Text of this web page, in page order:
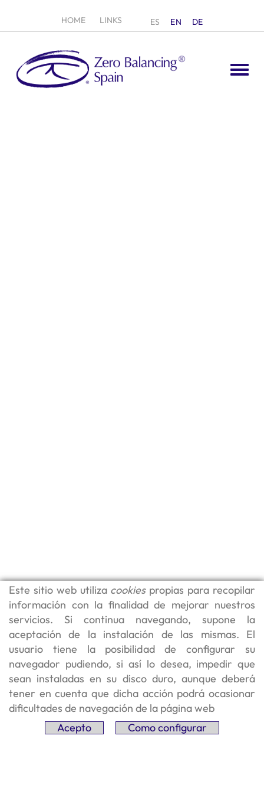
HOME LINKS ES EN DE
SÍGUENOS
Este sitio web utiliza cookiespropias para recopilar
información con la finalidad de mejorar nuestros
servicios. Si continua navegando, supone la
aceptación de la instalación de las mismas. El
usuario tiene la posibilidad de configurar su
navegador pudiendo, si así lo desea, impedir que
sean instaladas en su disco duro, aunque deberá
tener en cuenta que dicha acción podrá ocasionar
dificultades de navegación de la página web
Acepto
Como configurar